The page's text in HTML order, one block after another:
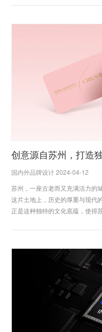
创意源自苏州，打造
国内外品牌设计 2024-04-12
苏州，一座古老而又充满活力的
这片土地上，历史的厚重与现代
正是这种独特的文化底蕴，使得